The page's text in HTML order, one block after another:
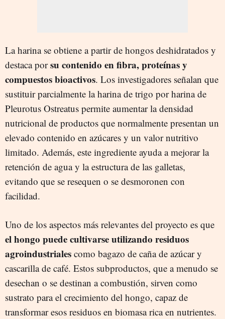
La harina se obtiene a partir de hongos deshidratados y
destaca porsu contenido en fibra, proteínas y
compuestos bioactivos. Los investigadores señalan que
sustituir parcialmente la harina de trigo por harina de
Pleurotus Ostreatus permite aumentar la densidad
nutricional de productos que normalmente presentan un
elevado contenido en azúcares y un valor nutritivo
limitado. Además, este ingrediente ayuda a mejorar la
retención de agua y la estructura de las galletas,
evitando que se resequen o se desmoronen con
facilidad.
Uno de los aspectos más relevantes del proyecto es que
el hongo puede cultivarse utilizando residuos
agroindustriales como bagazo de caña de azúcar y
cascarilla de café. Estos subproductos, que a menudo se
desechan o se destinan a combustión, sirven como
sustrato para el crecimiento del hongo, capaz de
transformar esos residuos en biomasa rica en nutrientes.